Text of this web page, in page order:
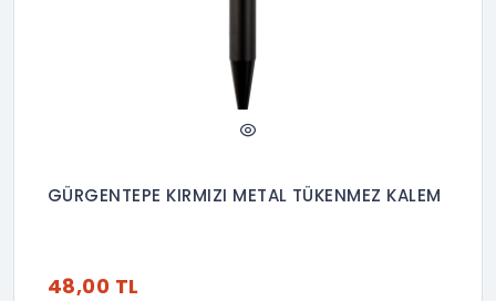
GÜRGENTEPE KIRMIZI METAL TÜKENMEZ KALEM
48,00 TL